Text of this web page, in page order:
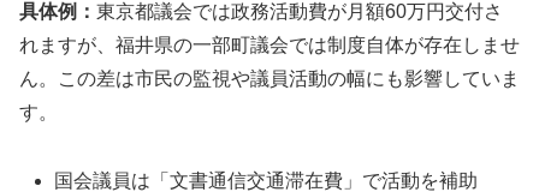
具体例： 東京都議会では政務活動費が月額60万円交付さ
れますが、福井県の一部町議会では制度自体が存在しませ
ん。この差は市民の監視や議員活動の幅にも影響していま
す。
国会議員は「文書通信交通滞在費」で活動を補助